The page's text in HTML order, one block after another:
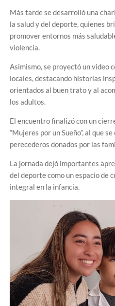
Más tarde se desarrolló una
la salud y del deporte, quienes
promover entornos más
violencia.
Asimismo, se proyectó un video
locales, destacando historias
orientados al buen trato y al
los adultos.
El encuentro finalizó con un
“Mujeres por un Sueño”, al que
perecederos donados por las
La jornada dejó importantes
del deporte como un espacio de
integral en la infancia.